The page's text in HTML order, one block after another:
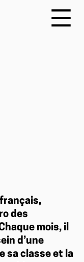
des
mois, il
d’une
sa classe et la